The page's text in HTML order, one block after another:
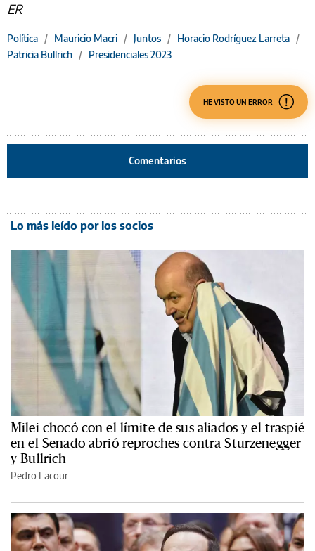
ER
Política / Mauricio Macri / Juntos / Horacio Rodríguez Larreta /
Patricia Bullrich / Presidenciales 2023
HE VISTO UN ERROR
Comentarios
Lo más leído por los socios
Milei chocó con el límite de sus aliados y el traspié
en el Senado abrió reproches contra Sturzenegger
y Bullrich
Pedro Lacour